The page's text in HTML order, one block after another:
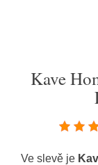
Kave
Ve slevě je